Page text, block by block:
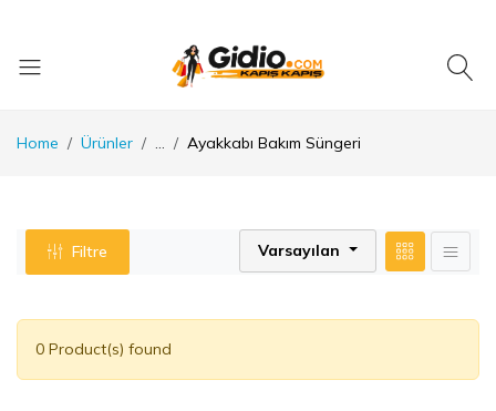
Home Ürünler ... Ayakkabı Bakım Süngeri
Filtre Varsayılan
0 Product(s) found